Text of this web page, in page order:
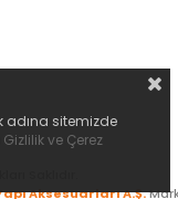
Aksesuarları A.Ş.
adına sitemizde
Gizlilik ve Çerez